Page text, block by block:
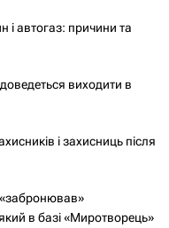
і автогаз: причини та
виходити в
і захисниць після
в базі «Миротворець»